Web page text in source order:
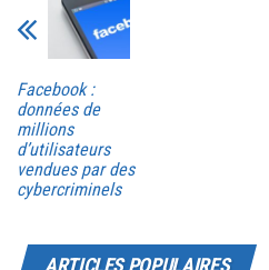
Facebook :
données de
millions
d’utilisateurs
vendues par des
cybercriminels
ARTICLES POPULAIRES